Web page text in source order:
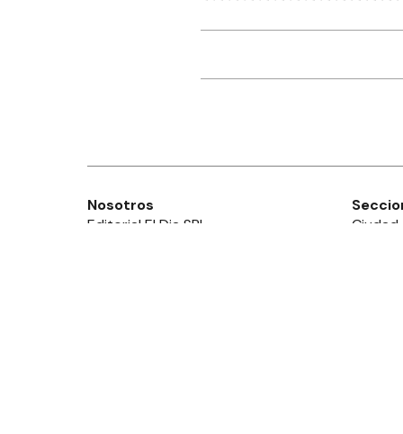
Nosotros
Editorial El Dia SRL
Ciudad